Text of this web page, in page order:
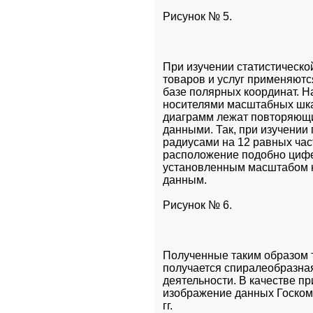
Рисунок № 5.
При изучении
товаров и услуг
базе полярных координат.
носителями масштабных
диаграмм лежат
данными. Так, при изучении
радиусами на 12 равных
расположение подобно
установленным масштабом
данным.
Рисунок № 6.
Полученные таким образом
получается
деятельности. В качестве
изображение данных
гг.